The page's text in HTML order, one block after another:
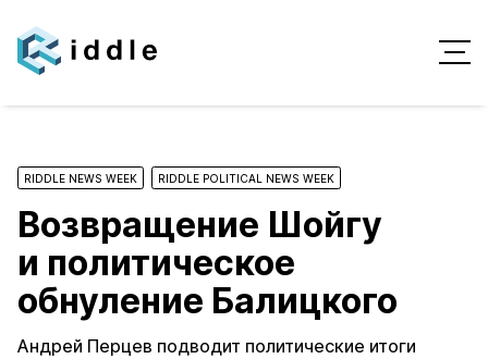
RIDDLE NEWS WEEK RIDDLE POLITICAL NEWS WEEK
Возвращение Шойгу
и политическое
обнуление Балицкого
Андрей Перцев подводит политические итоги